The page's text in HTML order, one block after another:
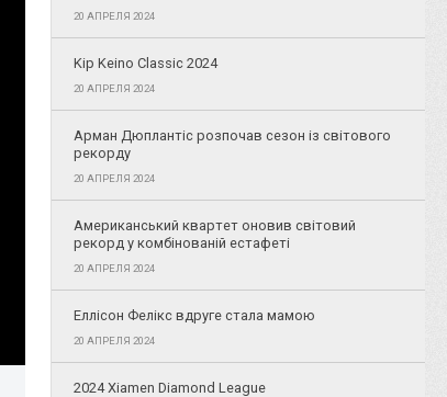
20 АПРЕЛЯ 2024
Kip Keino Classic 2024
20 АПРЕЛЯ 2024
Арман Дюплантіс розпочав сезон із світового
рекорду
20 АПРЕЛЯ 2024
Американський квартет оновив світовий
рекорд у комбінованій естафеті
20 АПРЕЛЯ 2024
Еллісон Фелікс вдруге стала мамою
20 АПРЕЛЯ 2024
2024 Xiamen Diamond League